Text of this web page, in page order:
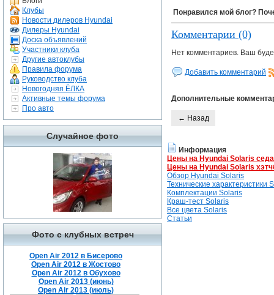
Клубы
Новости дилеров Hyundai
Дилеры Hyundai
Доска объявлений
Участники клуба
Другие автоклубы
Правила форума
Руководство клуба
Новогодняя ЁЛКА
Активные темы форума
Про авто
Случайное фото
Фото с клубных встреч
Open Air 2012 в Бисерово
Open Air 2012 в Жостово
Open Air 2012 в Обухово
Open Air 2013 (июнь)
Open Air 2013 (июль)
Понравился мой блог?
Комментарии (0)
Нет комментариев. Ваш
Добавить комментарий
Дополнительные
← Назад
Информация
Цены на Hyundai Solaris
Цены на Hyundai Solaris
Обзор Hyundai Solaris
Технические характеристики
Комплектации Solaris
Краш-тест Solaris
Все цвета Solaris
Статьи